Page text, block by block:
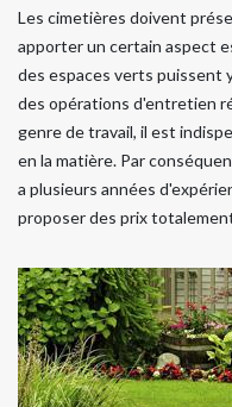
Les cimetières doivent
apporter un certain aspect
des espaces verts puissent
des opérations d'entretien
genre de travail, il est
en la matière. Par
a plusieurs années
proposer des prix